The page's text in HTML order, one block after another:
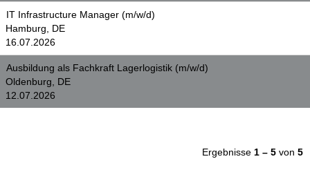
IT Infrastructure Manager (m/w/d)
Hamburg, DE
16.07.2026
Ausbildung als Fachkraft Lagerlogistik (m/w/d)
Oldenburg, DE
12.07.2026
Ergebnisse 1 – 5 von 5